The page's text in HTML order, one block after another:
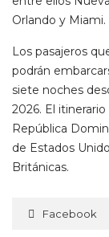
Orlando y Miami.
Los pasajeros
podrán
siete noches
2026. El
República
de Estados
Británicas.
Facebook